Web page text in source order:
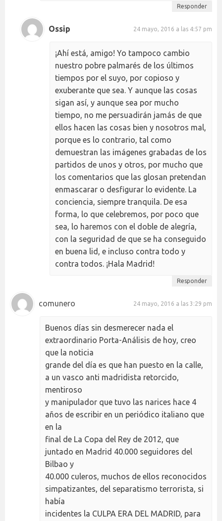
Responder
Ossip 24 mayo, 2016 a las 4:57 pm
¡Ahí está, amigo! Yo tampoco cambio
nuestro pobre palmarés de los últimos
tiempos por el suyo, por copioso y
exuberante que sea. Y aunque las cosas
sigan así, y aunque sea por mucho
tiempo, no me persuadirán jamás de que
ellos hacen las cosas bien y nosotros mal,
porque es lo contrario, tal como
demuestran las imágenes grabadas de los
partidos de unos y otros, por mucho que
los comentarios que las glosan pretendan
enmascarar o desfigurar lo evidente. La
conciencia, siempre tranquila. De esa
forma, lo que celebremos, por poco que
sea, lo haremos con el doble de alegría,
con la seguridad de que se ha conseguido
en buena lid, e incluso contra todo y
contra todos. ¡Hala Madrid!
Responder
comunero 24 mayo, 2016 a las 3:29 pm
Buenos días sin desmerecer nada el
extraordinario Porta-Análisis de hoy, creo
que la noticia
grande del día es que han puesto en la calle,
a un vasco anti madridista retorcido,
mentiroso
y manipulador que tuvo las narices hace 4
años de escribir en un periódico italiano que
en la
final de La Copa del Rey de 2012, que
juntado en Madrid 40.000 seguidores del
Bilbao y
40.000 culeros, muchos de ellos reconocidos
simpatizantes, del separatismo terrorista, si
había
incidentes la CULPA ERA DEL MADRID, para